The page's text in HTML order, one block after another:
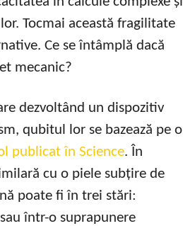
Tocmai această fragilitate
Ce se întâmplă dacă
mecanic?
dezvoltând un dispozitiv
qubitul lor se bazează pe o
publicat în Science. În
cu o piele subțire de
poate fi în trei stări:
într-o suprapunere